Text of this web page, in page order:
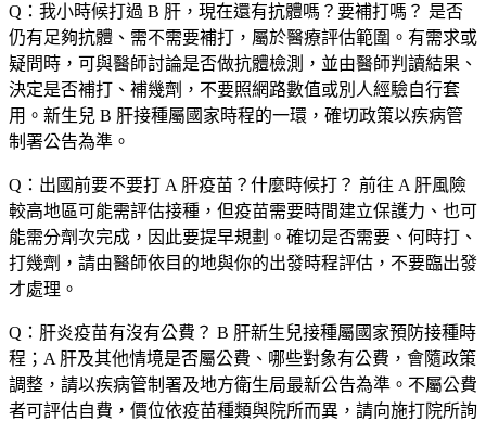
Q：我小時候打過 B 肝，現在還有抗體嗎？要補打嗎？ 是否
仍有足夠抗體、需不需要補打，屬於醫療評估範圍。有需求或
疑問時，可與醫師討論是否做抗體檢測，並由醫師判讀結果、
決定是否補打、補幾劑，不要照網路數值或別人經驗自行套
用。新生兒 B 肝接種屬國家時程的一環，確切政策以疾病管
制署公告為準。
Q：出國前要不要打 A 肝疫苗？什麼時候打？ 前往 A 肝風險
較高地區可能需評估接種，但疫苗需要時間建立保護力、也可
能需分劑次完成，因此要提早規劃。確切是否需要、何時打、
打幾劑，請由醫師依目的地與你的出發時程評估，不要臨出發
才處理。
Q：肝炎疫苗有沒有公費？ B 肝新生兒接種屬國家預防接種時
程；A 肝及其他情境是否屬公費、哪些對象有公費，會隨政策
調整，請以疾病管制署及地方衛生局最新公告為準。不屬公費
者可評估自費，價位依疫苗種類與院所而異，請向施打院所詢